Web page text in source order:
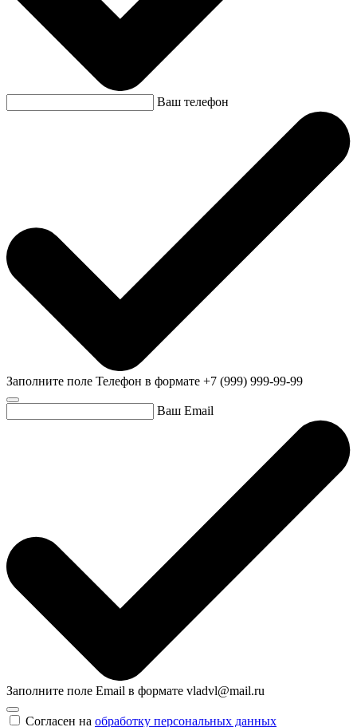
Ваш телефон
Заполните поле Телефон в формате +7 (999) 999-99-99
Ваш Email
Заполните поле Email в формате vladvl@mail.ru
Согласен на обработку персональных данных